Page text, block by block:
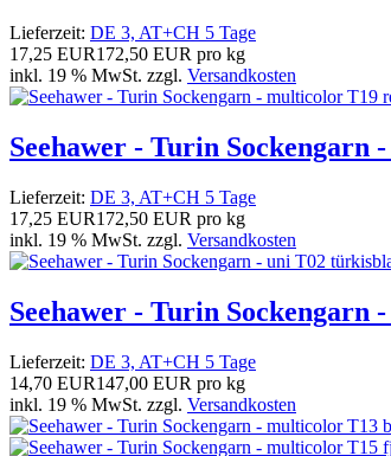
Lieferzeit: DE 3, AT+CH 5 Tage
17,25 EUR172,50 EUR pro kg
inkl. 19 % MwSt. zzgl. Versandkosten
Seehawer - Turin Sockengarn
Lieferzeit: DE 3, AT+CH 5 Tage
17,25 EUR172,50 EUR pro kg
inkl. 19 % MwSt. zzgl. Versandkosten
Seehawer - Turin Sockengarn
Lieferzeit: DE 3, AT+CH 5 Tage
14,70 EUR147,00 EUR pro kg
inkl. 19 % MwSt. zzgl. Versandkosten